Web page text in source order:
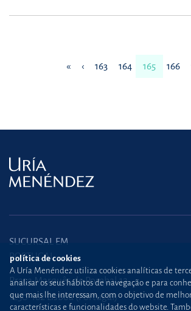
« ‹ 163 164 165 166
SUCURSAL EM
PORTUGAL
Praça Marquês de Pombal,12
1250-162 Lisboa (Portugal)
política de cookies
A Uría Menéndez utiliza cookies analíticas de
analisar os seus hábitos de navegação e para
que mais lhe interessam, com o objetivo de
características e funcionalidades do website.